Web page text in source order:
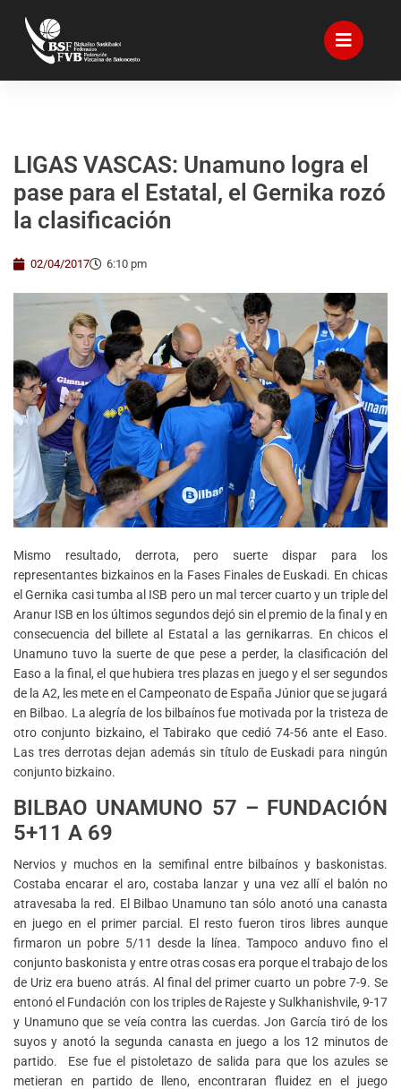
LIGAS VASCAS: Unamuno logra el
pase para el Estatal, el Gernika rozó
la clasificación
02/04/2017 6:10 pm
Mismo resultado, derrota, pero suerte dispar para los
representantes bizkainos en la Fases Finales de Euskadi. En chicas
el Gernika casi tumba al ISB pero un mal tercer cuarto y un triple del
Aranur ISB en los últimos segundos dejó sin el premio de la final y en
consecuencia del billete al Estatal a las gernikarras. En chicos el
Unamuno tuvo la suerte de que pese a perder, la clasificación del
Easo a la final, el que hubiera tres plazas en juego y el ser segundos
de la A2, les mete en el Campeonato de España Júnior que se jugará
en Bilbao. La alegría de los bilbaínos fue motivada por la tristeza de
otro conjunto bizkaino, el Tabirako que cedió 74-56 ante el Easo.
Las tres derrotas dejan además sin título de Euskadi para ningún
conjunto bizkaino.
BILBAO UNAMUNO 57 – FUNDACIÓN
5+11 A 69
Nervios y muchos en la semifinal entre bilbaínos y baskonistas.
Costaba encarar el aro, costaba lanzar y una vez allí el balón no
atravesaba la red. El Bilbao Unamuno tan sólo anotó una canasta
en juego en el primer parcial. El resto fueron tiros libres aunque
firmaron un pobre 5/11 desde la línea. Tampoco anduvo fino el
conjunto baskonista y entre otras cosas era porque el trabajo de los
de Uriz era bueno atrás. Al final del primer cuarto un pobre 7-9. Se
entonó el Fundación con los triples de Rajeste y Sulkhanishvile, 9-17
y Unamuno que se veía contra las cuerdas. Jon García tiró de los
suyos y anotó la segunda canasta en juego a los 12 minutos de
partido. Ese fue el pistoletazo de salida para que los azules se
metieran en partido de lleno, encontraran fluidez en el juego